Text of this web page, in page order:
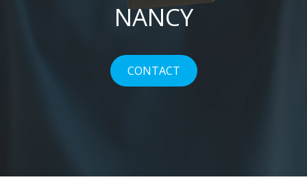
NANCY
CONTACT